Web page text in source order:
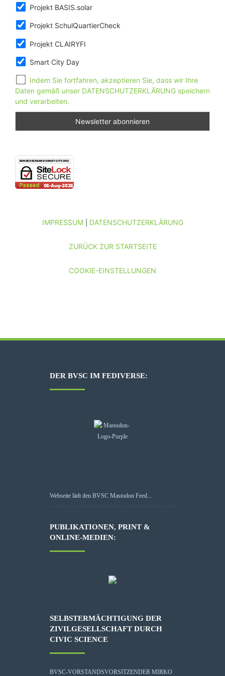
Projekt BASIS.solar
Projekt SchulQuartierCheck
Projekt CLAIRYFI
Smart City Day
Indem Sie fortfahren, akzeptieren Sie, dass wir Ihre
Daten gemäß unser DATENSCHUTZERKLÄRUNG speichern
und verarbeiten.
IMPRESSUM| DATENSCHUTZERKLÄRUNG
ZURÜCK ZUR STARTSEITE
COOKIE-EINSTELLUNGEN
DER BVSC IM FEDIVERSE:
Webseite lädt den BVSC Mastodon Feed...
PUBLIKATIONEN, PRINT &
ONLINE-MEDIEN:
SELBSTERMÄCHTIGUNG DER
ZIVILGESELLSCHAFT DURCH
CIVIC SCIENCE
BVSC-VORSTANDSVORSITZENDER MIRKO